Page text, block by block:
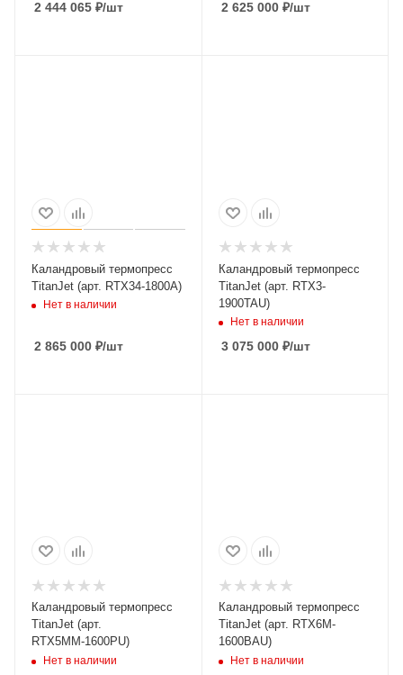
2 444 065 ₽/шт 2 625 000₽/шт
Каландровый термопресс
TitanJet (арт. RTX34-1800A)
Нет в наличии
2 865 000 ₽/шт
Каландровый термопресс
TitanJet (арт. RTX3-
1900TAU)
Нет в наличии
3 075 000₽/шт
Каландровый термопресс
TitanJet (арт.
RTX5ММ-1600PU)
Нет в наличии
Каландровый термопресс
TitanJet (арт. RTX6M-
1600BAU)
Нет в наличии